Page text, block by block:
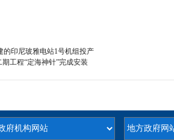
的印尼玻雅电站1号机组投产
期工程“定海神针”完成安装